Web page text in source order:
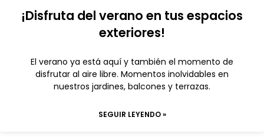
¡Disfruta del verano en tus espacios
exteriores!
El verano ya está aquí y también el momento de
disfrutar al aire libre. Momentos inolvidables en
nuestros jardines, balcones y terrazas.
SEGUIR LEYENDO »